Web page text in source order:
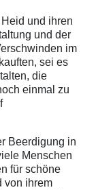
und ihren
und der
im
sei es
die
einmal zu
Beerdigung in
Menschen
für schöne
von ihrem